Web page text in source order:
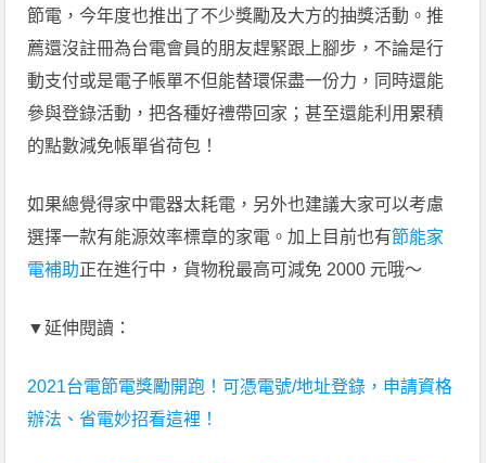
節電，今年度也推出了不少獎勵及大方的抽獎活動。推
薦還沒註冊為台電會員的朋友趕緊跟上腳步，不論是行
動支付或是電子帳單不但能替環保盡一份力，同時還能
參與登錄活動，把各種好禮帶回家；甚至還能利用累積
的點數減免帳單省荷包！
如果總覺得家中電器太耗電，另外也建議大家可以考慮
選擇一款有能源效率標章的家電。加上目前也有節能家
電補助正在進行中，貨物稅最高可減免 2000 元哦～
▼延伸閱讀：
2021台電節電獎勵開跑！可憑電號/地址登錄，申請資格
辦法、省電妙招看這裡！